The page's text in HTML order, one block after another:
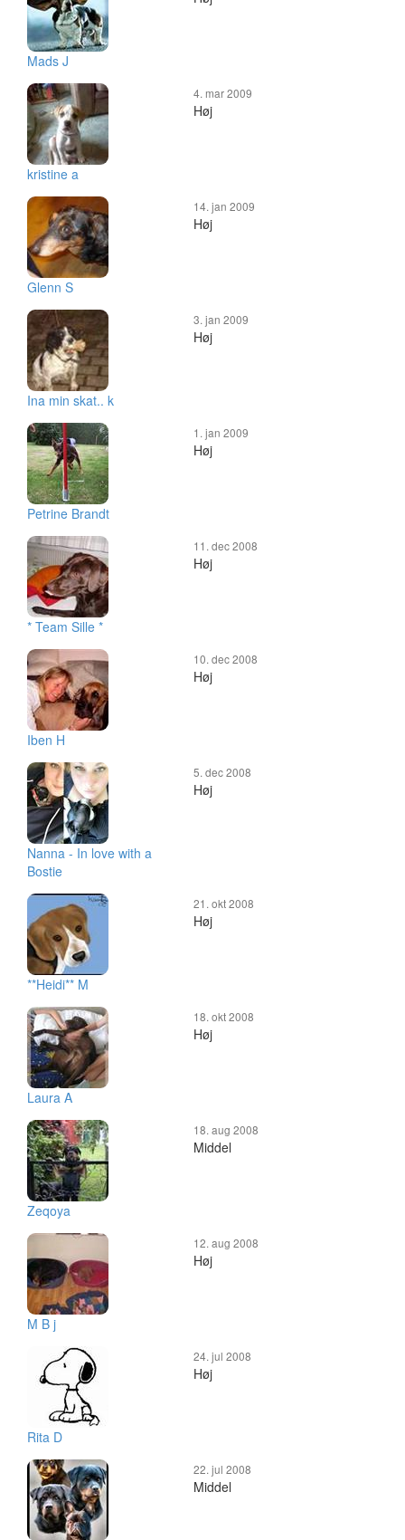
Mads J
kristine a
4. mar 2009
Høj
Glenn S
14. jan 2009
Høj
Ina min skat.. k
3. jan 2009
Høj
Petrine Brandt
1. jan 2009
Høj
* Team Sille *
11. dec 2008
Høj
Iben H
10. dec 2008
Høj
Nanna - In love with a
Bostie
5. dec 2008
Høj
**Heidi** M
21. okt 2008
Høj
Laura A
18. okt 2008
Høj
Zeqoya
18. aug 2008
Middel
M B j
12. aug 2008
Høj
Rita D
24. jul 2008
Høj
22. jul 2008
Middel